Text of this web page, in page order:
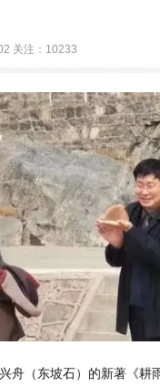
关注： 10233
舟（东坡石）的新著《耕